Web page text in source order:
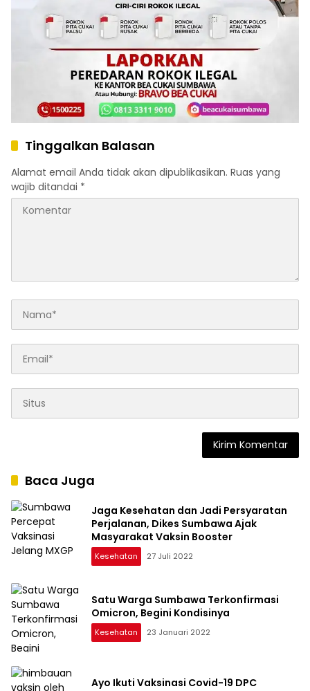
Tinggalkan Balasan
Alamat email Anda tidak akan dipublikasikan. Ruas yang
wajib ditandai *
Baca Juga
Jaga Kesehatan dan Jadi Persyaratan
Perjalanan, Dikes Sumbawa Ajak
Masyarakat Vaksin Booster
Kesehatan 27 Juli 2022
Satu Warga Sumbawa Terkonfirmasi
Omicron, Begini Kondisinya
Kesehatan 23 Januari 2022
Ayo Ikuti Vaksinasi Covid-19 DPC